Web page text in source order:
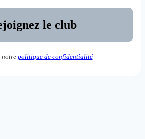
notre politique de confidentialité